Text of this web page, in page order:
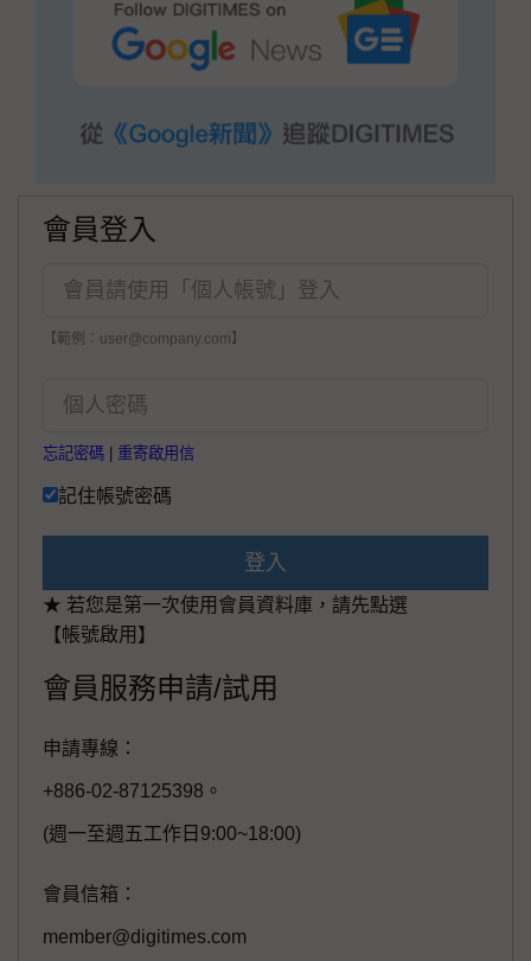
會員登入
【範例：user@company.com】
忘記密碼 重寄啟用信
記住帳號密碼
登入
★ 若您是第一次使用會員資料庫，請先點選
【帳號啟用】
會員服務申請/試用
申請專線：
+886-02-87125398。
(週一至週五工作日9:00~18:00)
會員信箱：
member@digitimes.com